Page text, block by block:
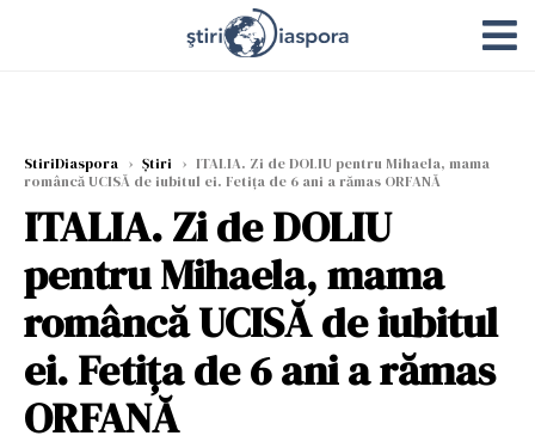
StiriDiaspora › Știri › ITALIA. Zi de DOLIU pentru Mihaela, mama
româncă UCISĂ de iubitul ei. Fetița de 6 ani a rămas ORFANĂ
ITALIA. Zi de DOLIU
pentru Mihaela, mama
româncă UCISĂ de iubitul
ei. Fetița de 6 ani a rămas
ORFANĂ